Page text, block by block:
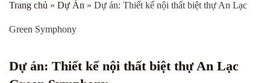
Trang chủ » Dự Án » Dự án: Thiết kế nội thất biệt thự An Lạc
Green Symphony
Dự án: Thiết kế nội thất biệt thự An Lạc